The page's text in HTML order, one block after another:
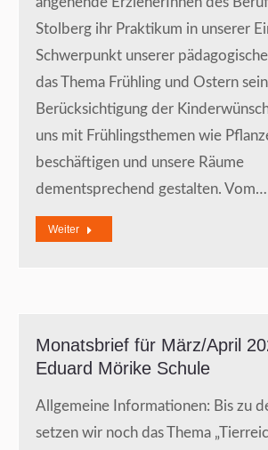
Stolberg ihr Praktikum in unserer
Schwerpunkt unserer
das Thema Frühling und Ostern
Berücksichtigung der
uns mit Frühlingsthemen wie
beschäftigen und unsere Räume
dementsprechend gestalten. Vom…
Weiter
Monatsbrief für März/April
Eduard Mörike Schule
Allgemeine Informationen: Bis zu
setzen wir noch das Thema